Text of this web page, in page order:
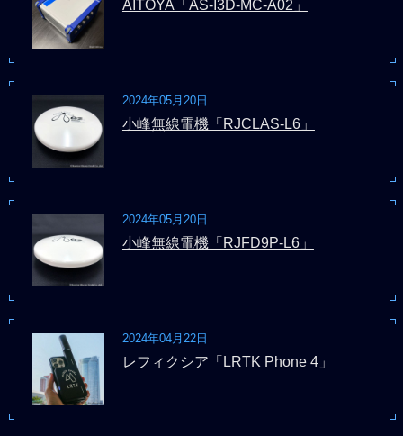
AITOYA「AS-I3D-MC-A02」
2024年05月20日
小峰無線電機「RJCLAS-L6」
2024年05月20日
小峰無線電機「RJFD9P-L6」
2024年04月22日
レフィクシア「LRTK Phone 4」